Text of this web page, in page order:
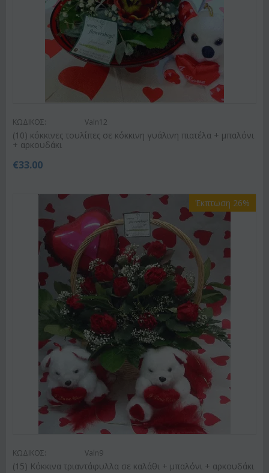
ΚΩΔΙΚΟΣ: Valn12
(10) κόκκινες τουλίπες σε κόκκινη γυάλινη πιατέλα + μπαλόνι
+ αρκουδάκι
€33.00
Έκπτωση 26%
ΚΩΔΙΚΟΣ: Valn9
(15) Κόκκινα τριαντάφυλλα σε καλάθι + μπαλόνι + αρκουδάκι